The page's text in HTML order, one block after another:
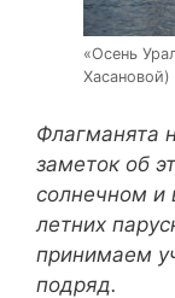
«Осень
Хасановой)
Флагманята
заметок об
солнечном и
летних
принимаем
подряд.